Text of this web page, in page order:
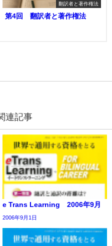
翻訳者と著作権法
第4回 翻訳者と著作権法
連記事
e Trans Learning 2006年9月
2006年9月1日